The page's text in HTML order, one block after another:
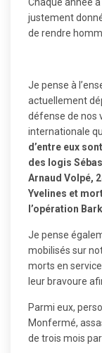
Chaque année
justement
de rendre
Je pense à
actuellement
défense de nos
internationale
d’entre eux
des logis
Arnaud Volpé,
Yvelines et
l’opération
Je pense
mobilisés sur
morts en
leur bravoure
Parmi eux,
Monfermé,
de trois mois